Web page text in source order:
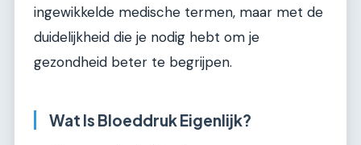
ingewikkelde medische termen, maar met de
duidelijkheid die je nodig hebt om je
gezondheid beter te begrijpen.
Wat Is Bloeddruk Eigenlijk?